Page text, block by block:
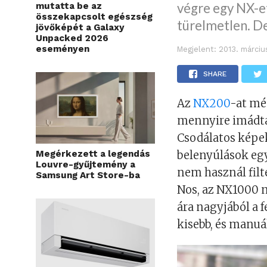
mutatta be az
összekapcsolt egészség
jövőképét a Galaxy
Unpacked 2026
eseményen
Megérkezett a legendás
Louvre-gyűjtemény a
Samsung Art Store-ba
végre egy NX-
türelmetlen.
Megjelent: 2013.
SHARE
AzNX200-at
mennyire
Csodálatos
belenyúlások
nem használ
Nos, az NX1000
ára nagyjából a
kisebb, és